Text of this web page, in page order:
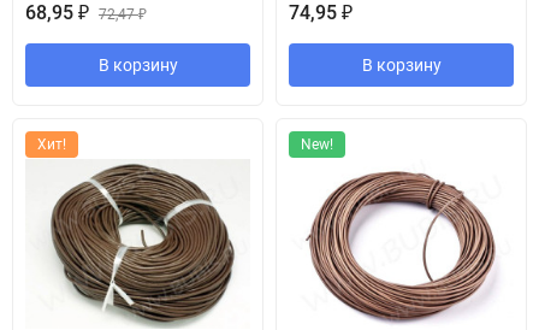
68,95 ₽ 72,47₽
В корзину
74,95 ₽
В корзину
Хит! New!